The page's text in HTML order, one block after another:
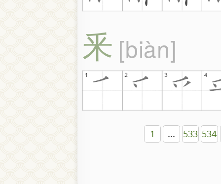
釆 biàn
1 ... 533 534